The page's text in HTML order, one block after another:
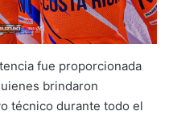
fue proporcionada
brindaron
técnico durante todo el